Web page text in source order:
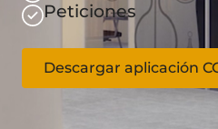
Peticiones
Descargar aplicación